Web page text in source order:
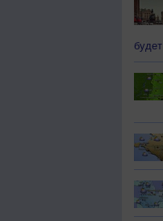
будет